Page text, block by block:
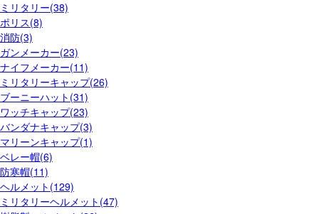
ミリタリー(38)
ポリス(8)
消防(3)
ガンメーカー(23)
ナイフメーカー(11)
ミリタリーキャップ(26)
ブーニーハット(31)
ワッチキャップ(23)
バンダナキャップ(3)
マリーンキャップ(1)
ベレー帽(6)
防寒帽(11)
ヘルメット(129)
ミリタリーヘルメット(47)